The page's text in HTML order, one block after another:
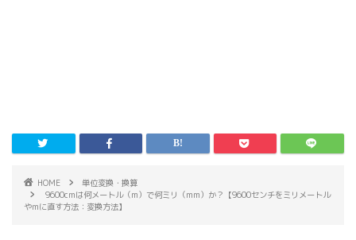
HOME
単位変換・換算
9600cmは何メートル（m）で何ミリ（mm）か？【9600センチをミリメートル
やmに直す方法：変換方法】